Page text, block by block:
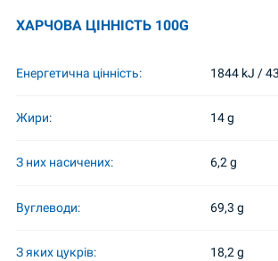
ХАРЧОВА ЦІННІСТЬ 100G
Енергетична цінність: 1844 kJ /
Жири: 14 g
З них насичених: 6,2 g
Вуглеводи: 69,3 g
З яких цукрів: 18,2 g